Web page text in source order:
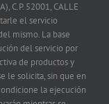
C.P. 52001, CALLE
el servicio
mismo. La base
del servicio por
de productos y
le solicita, sin que en
la ejecución